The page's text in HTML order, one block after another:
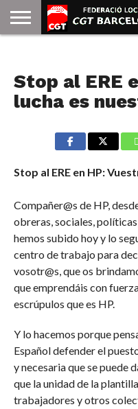
GOLDMAN
Stop al ERE
lucha es
Stop al ERE en HP:
Compañer@s de HP,
obreras, sociales,
hemos subido hoy y lo
centro de trabajo para
vosotr@s, que os
que emprendáis con
escrúpulos que es HP.
Y lo hacemos porque
Español defender el
y necesaria que se puede
que la unidad de la
trabajadores y otros